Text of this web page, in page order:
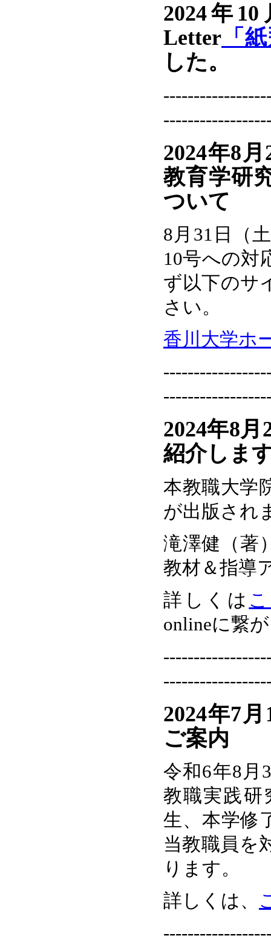
2024年
Letter 「
した。
2024年8
教育学研
ついて
8月31日（
10号への対
ず以下のサ
さい。
香川大学ホ
2024年8
紹介しま
本教職大学
が出版され
滝澤健（著
教材＆指導
詳しくは
onlineに繋
2024年7
ご案内
令和6年8月
教職実践研
生、本学修
当教職員を
ります。
詳しくは、